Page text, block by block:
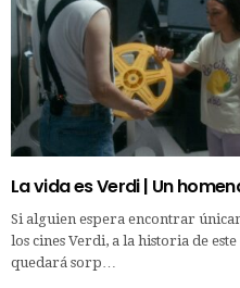
La vida es Verdi | Un
Si alguien espera encontrar
los cines Verdi, a la historia de
quedará sorp…